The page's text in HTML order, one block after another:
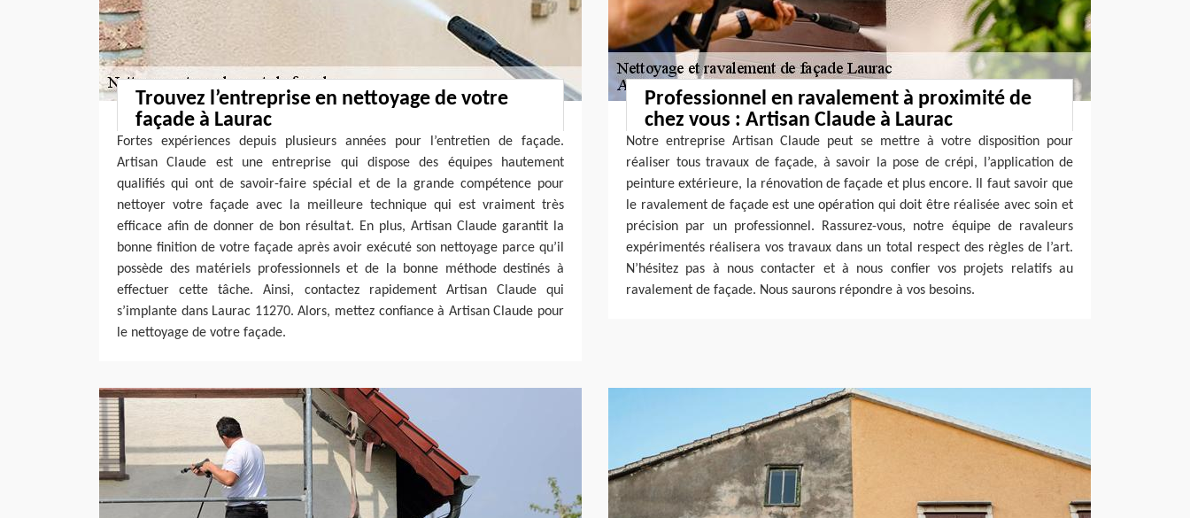
Trouvez l’entreprise en nettoyage de votre
façade à Laurac
Fortes expériences depuis plusieurs années pour l’entretien de façade.
Artisan Claude est une entreprise qui dispose des équipes hautement
qualifiés qui ont de savoir-faire spécial et de la grande compétence pour
nettoyer votre façade avec la meilleure technique qui est vraiment très
efficace afin de donner de bon résultat. En plus, Artisan Claude garantit la
bonne finition de votre façade après avoir exécuté son nettoyage parce qu’il
possède des matériels professionnels et de la bonne méthode destinés à
effectuer cette tâche. Ainsi, contactez rapidement Artisan Claude qui
s’implante dans Laurac 11270. Alors, mettez confiance à Artisan Claude pour
le nettoyage de votre façade.
Professionnel en ravalement à proximité de
chez vous : Artisan Claude à Laurac
Notre entreprise Artisan Claude peut se mettre à votre disposition pour
réaliser tous travaux de façade, à savoir la pose de crépi, l’application de
peinture extérieure, la rénovation de façade et plus encore. Il faut savoir que
le ravalement de façade est une opération qui doit être réalisée avec soin et
précision par un professionnel. Rassurez-vous, notre équipe de ravaleurs
expérimentés réalisera vos travaux dans un total respect des règles de l’art.
N’hésitez pas à nous contacter et à nous confier vos projets relatifs au
ravalement de façade. Nous saurons répondre à vos besoins.